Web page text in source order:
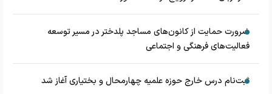
ضرورت حمایت از کانون‌های مساجد پلدختر در مسیر توسعه
فعالیت‌های فرهنگی و اجتماعی
ثبت‌نام درس خارج حوزه علمیه چهارمحال و بختیاری آغاز شد